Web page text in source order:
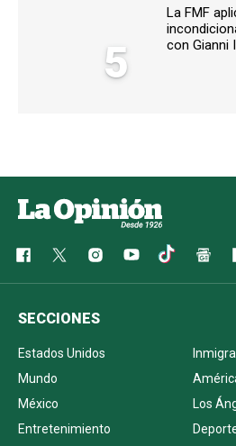
5
La FMF
con Gianni
SECCIONES
Estados Unidos
Mundo
México
Los
Entretenimiento